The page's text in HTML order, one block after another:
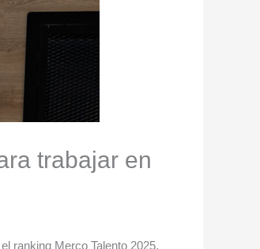
trabajar en
ranking Merco Talento 2025,